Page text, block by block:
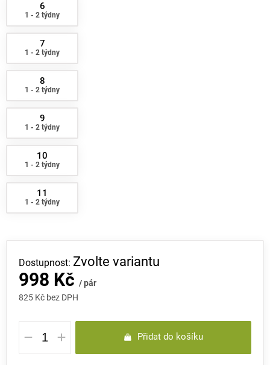
6
1 - 2 týdny
7
1 - 2 týdny
8
1 - 2 týdny
9
1 - 2 týdny
10
1 - 2 týdny
11
1 - 2 týdny
998 Kč / pár
825 Kč bez DPH
Měrná
cena:
Zvolte variantu
Přidat do košíku